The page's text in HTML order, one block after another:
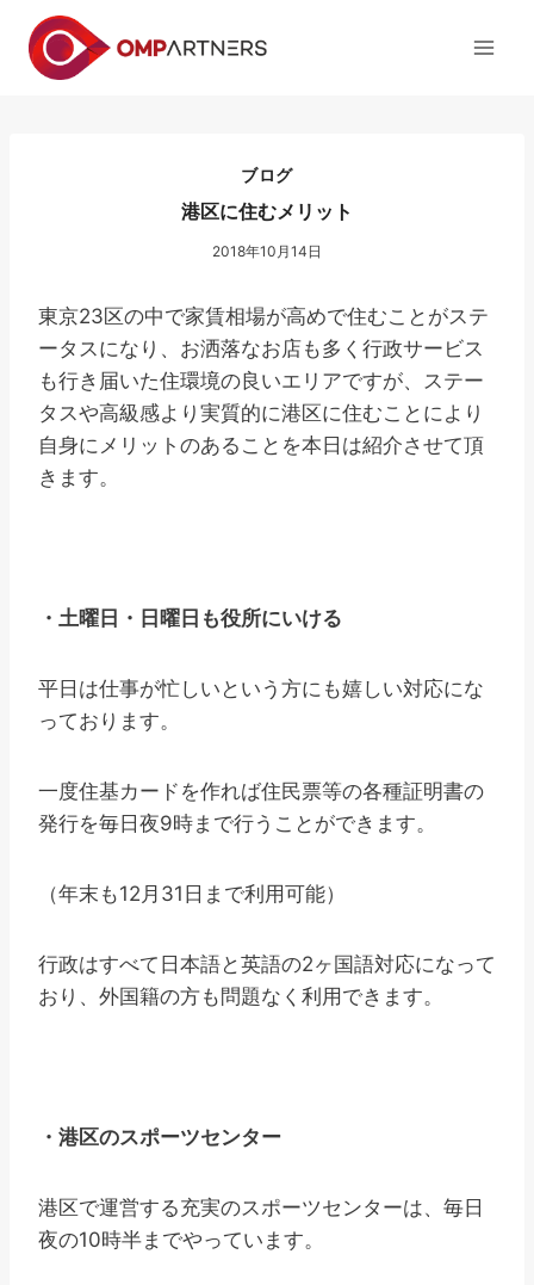
ブログ
港区に住むメリット
2018年10月14日
東京23区の中で家賃相場が高めで住むことがステ
ータスになり、お洒落なお店も多く行政サービス
も行き届いた住環境の良いエリアですが、ステー
タスや高級感より実質的に港区に住むことにより
自身にメリットのあることを本日は紹介させて頂
きます。
・土曜日・日曜日も役所にいける
平日は仕事が忙しいという方にも嬉しい対応にな
っております。
一度住基カードを作れば住民票等の各種証明書の
発行を毎日夜9時まで行うことができます。
（年末も12月31日まで利用可能）
行政はすべて日本語と英語の2ヶ国語対応になって
おり、外国籍の方も問題なく利用できます。
・港区のスポーツセンター
港区で運営する充実のスポーツセンターは、毎日
夜の10時半までやっています。